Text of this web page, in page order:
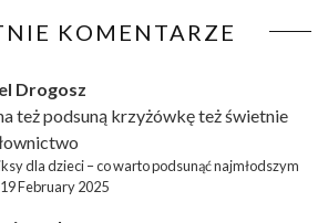
KOMENTARZE
Drogosz
też podsuną krzyżówkęteż świetnie
dla dzieci – co warto podsunąć najmłodszym
19 February 2025